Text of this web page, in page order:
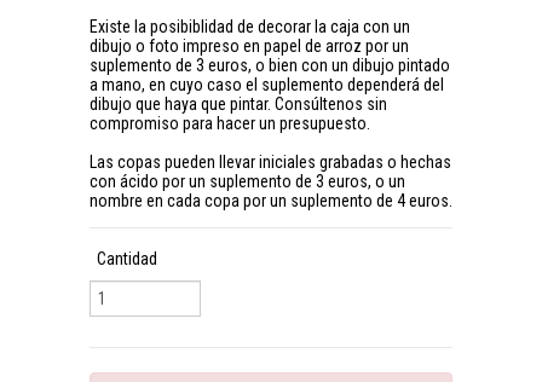
Existe la posibiblidad de decorar la caja con un
dibujo o foto impreso en papel de arroz por un
suplemento de 3 euros, o bien con un dibujo pintado
a mano, en cuyo caso el suplemento dependerá del
dibujo que haya que pintar. Consúltenos sin
compromiso para hacer un presupuesto.
Las copas pueden llevar iniciales grabadas o hechas
con ácido por un suplemento de 3 euros, o un
nombre en cada copa por un suplemento de 4 euros.
Cantidad